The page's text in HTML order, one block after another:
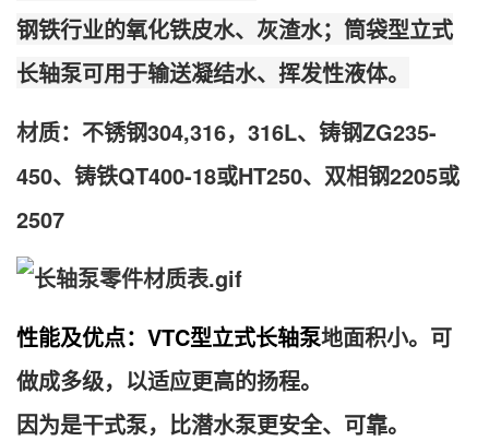
钢铁行业的氧化铁皮水、灰渣水；筒袋型立式
长轴泵可用于输送凝结水、挥发性液体。
材质： 不锈钢304,316，316L、铸钢ZG235-
450、铸铁QT400-18或HT250、双相钢2205或
2507
性能及优点： VTC型立式长轴泵地面积小。可
做成多级，以适应更高的扬程。
因为是干式泵，比潜水泵更安全、可靠。